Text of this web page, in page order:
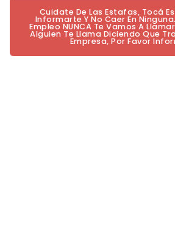
Cuidate De Las Estafas, Tocá
Informarte Y No Caer En
Empleo NUNCA Te Vamos A
Alguien Te Llama Diciendo Que
Empresa, Por Favor